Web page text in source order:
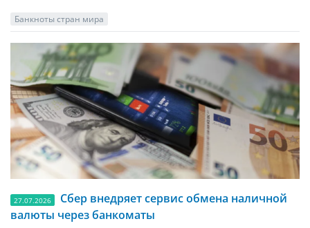
Банкноты стран мира
27.07.2026
Сбер внедряет сервис обмена наличной
валюты через банкоматы